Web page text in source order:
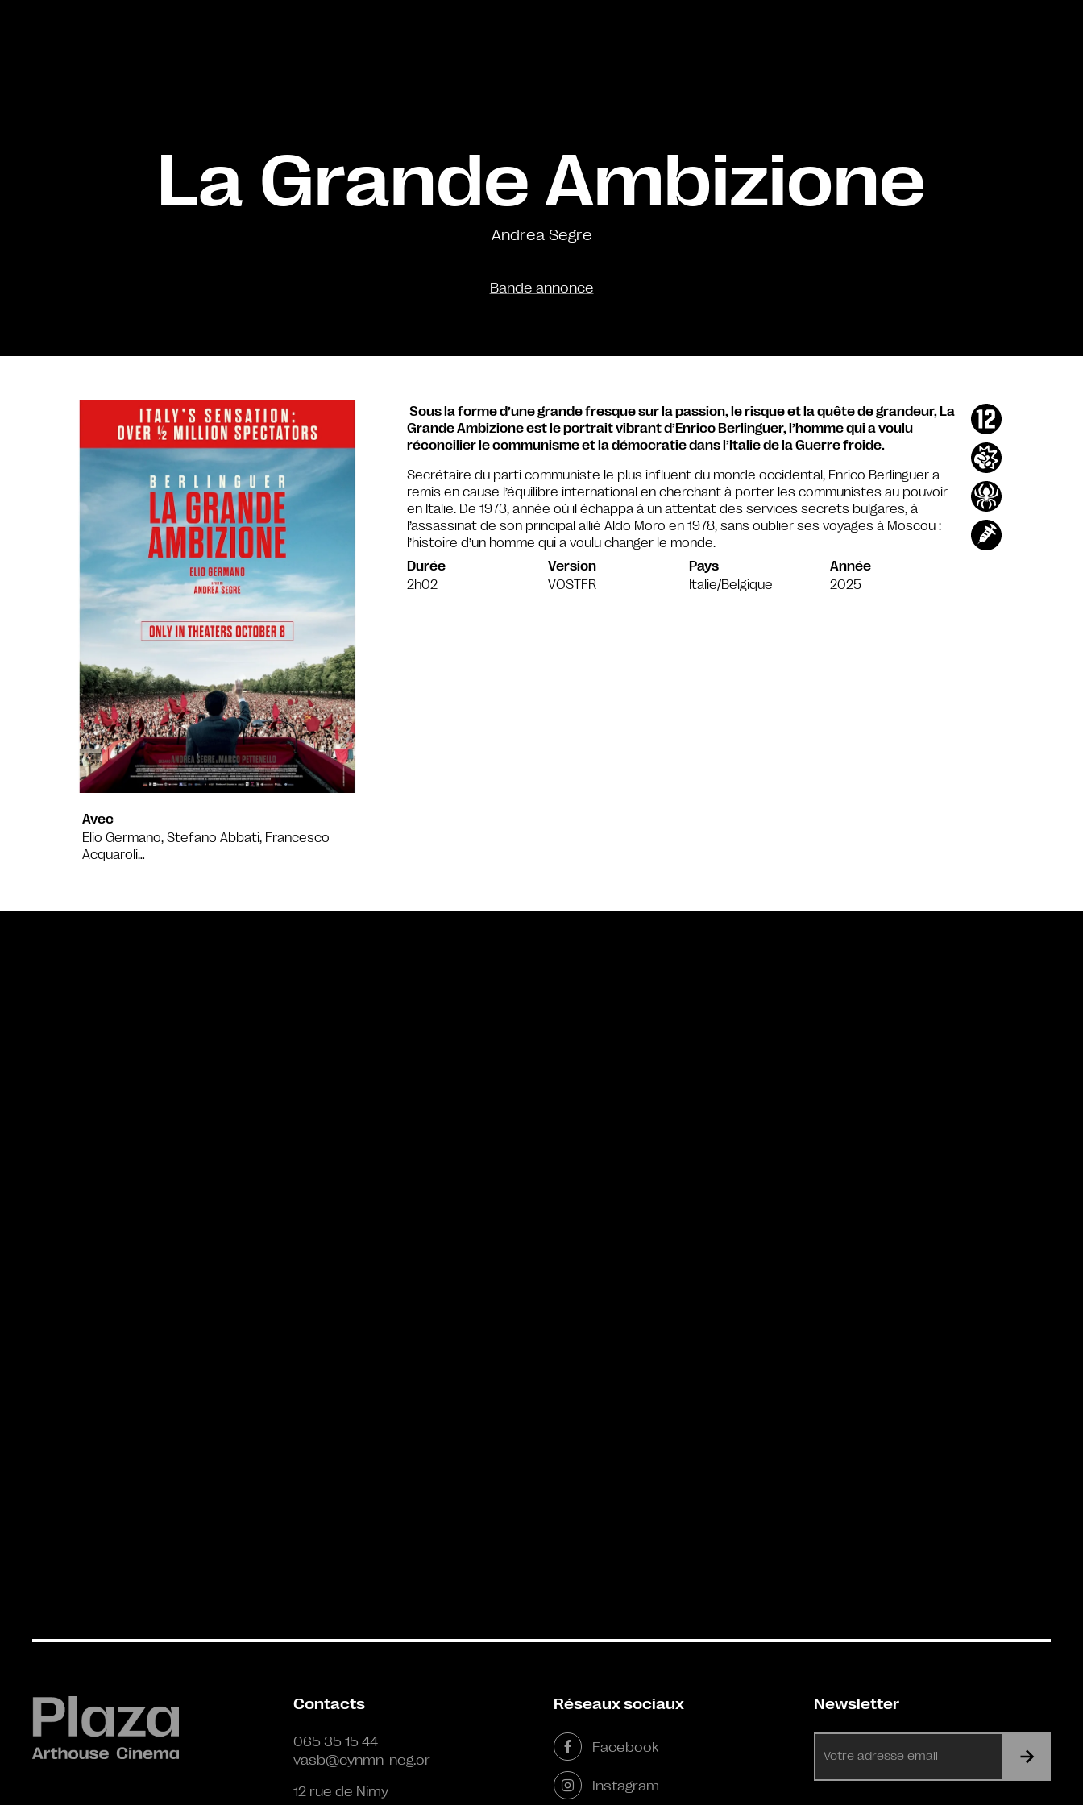
La Grande Ambizione
Andrea Segre
Bande annonce
Avec
Elio Germano, Stefano Abbati, Francesco
Acquaroli…
Sous la forme d’une grande fresque sur la passion, le risque et la quête de grandeur, La
Grande Ambizione est le portrait vibrant d’Enrico Berlinguer, l’homme qui a voulu
réconcilier le communisme et la démocratie dans l’Italie de la Guerre froide.
Secrétaire du parti communiste le plus influent du monde occidental, Enrico Berlinguer a
remis en cause l’équilibre international en cherchant à porter les communistes au pouvoir
en Italie. De 1973, année où il échappa à un attentat des services secrets bulgares, à
l’assassinat de son principal allié Aldo Moro en 1978, sans oublier ses voyages à Moscou :
l’histoire d’un homme qui a voulu changer le monde.
Durée
2h02
Version
VOSTFR
Pays
Italie/Belgique
Année
2025
Contacts
065 35 15 44
vasb@cynmn-neg.or
12 rue de Nimy
Réseaux sociaux
Facebook
Instagram
Newsletter
mail